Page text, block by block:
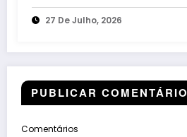
Brasília
27 De Julho, 2026
PUBLICAR COMENTÁRIO
Comentários